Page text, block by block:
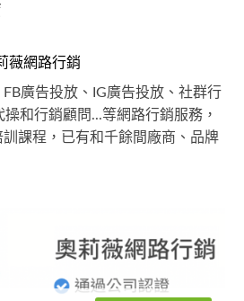
薇網路行銷
廣告投放、IG廣告投放、社群行
和行銷顧問...等網路行銷服務，
課程，已有和千餘間廠商、品牌